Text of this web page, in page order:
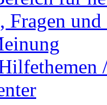
Fragen